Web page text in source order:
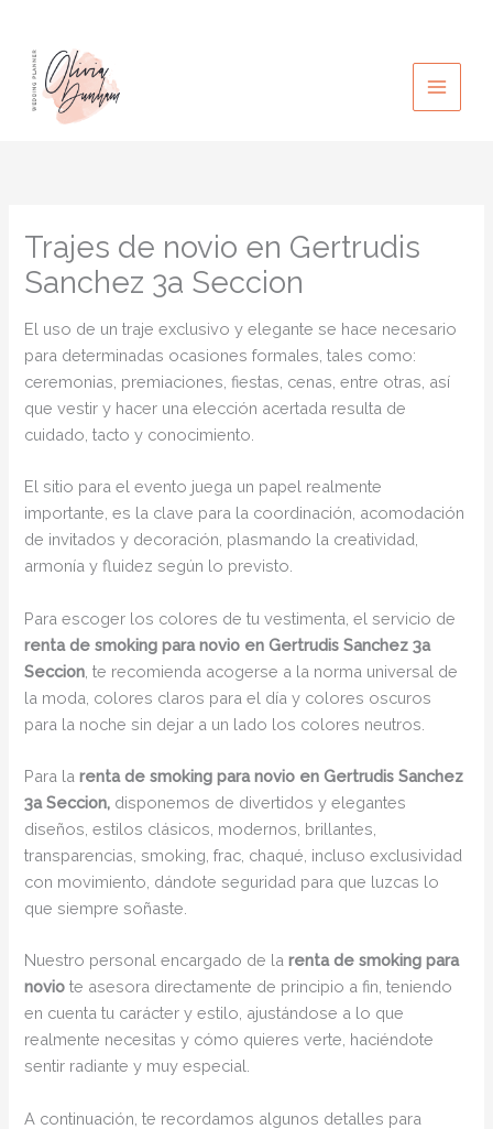
contenido
Trajes de novio en Gertrudis
Sanchez 3a Seccion
El uso de un traje exclusivo y elegante se hace necesario
para determinadas ocasiones formales, tales como:
ceremonias, premiaciones, fiestas, cenas, entre otras, así
que vestir y hacer una elección acertada resulta de
cuidado, tacto y conocimiento.
El sitio para el evento juega un papel realmente
importante, es la clave para la coordinación, acomodación
de invitados y decoración, plasmando la creatividad,
armonía y fluidez según lo previsto.
Para escoger los colores de tu vestimenta, el servicio de
renta de smoking para novio en Gertrudis Sanchez 3a
Seccion , te recomienda acogerse a la norma universal de
la moda, colores claros para el día y colores oscuros
para la noche sin dejar a un lado los colores neutros.
Para larenta de smoking para novio en Gertrudis Sanchez
3a Seccion, disponemos de divertidos y elegantes
diseños, estilos clásicos, modernos, brillantes,
transparencias, smoking, frac, chaqué, incluso exclusividad
con movimiento, dándote seguridad para que luzcas lo
que siempre soñaste.
Nuestro personal encargado de larenta de smoking para
novio te asesora directamente de principio a fin, teniendo
en cuenta tu carácter y estilo, ajustándose a lo que
realmente necesitas y cómo quieres verte, haciéndote
sentir radiante y muy especial.
A continuación, te recordamos algunos detalles para